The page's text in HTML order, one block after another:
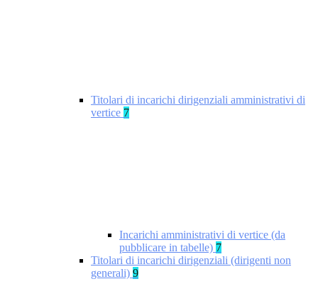
Titolari di incarichi dirigenziali amministrativi di
vertice 7
Incarichi amministrativi di vertice (da
pubblicare in tabelle) 7
Titolari di incarichi dirigenziali (dirigenti non
generali) 9